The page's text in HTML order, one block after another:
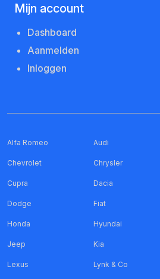
Mijn account
Dashboard
Aanmelden
Inloggen
Alfa Romeo Audi
Chevrolet Chrysler
Cupra Dacia
Dodge Fiat
Honda Hyundai
Jeep Kia
Lexus Lynk & Co